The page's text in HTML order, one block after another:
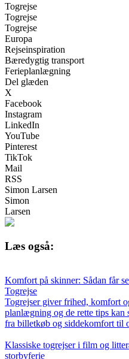
Togrejse
Togrejse
Togrejse
Europa
Rejseinspiration
Bæredygtig transport
Ferieplanlægning
Del glæden
X
Facebook
Instagram
LinkedIn
YouTube
Pinterest
TikTok
Mail
RSS
Simon Larsen
Simon
Larsen
Læs også:
Komfort på skinner: Sådan får
Togrejse
Togrejser giver frihed, komfort
planlægning og de rette tips kan
fra billetkøb og siddekomfort til
Klassiske togrejser i film og
storbyferie